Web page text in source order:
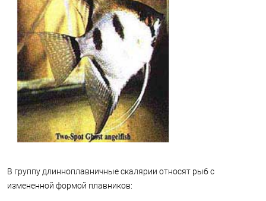
В группу длинноплавничные скалярии относят рыб с
измененной формой плавников: